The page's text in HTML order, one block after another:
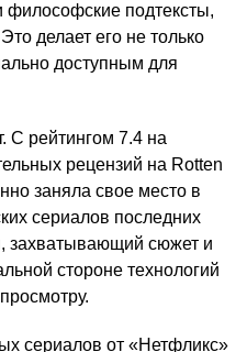
философские подтексты,
делает его не только
доступным для
С рейтингом 7.4 на
рецензий на Rotten
заняла свое место в
сериалов последних
захватывающий сюжет и
стороне технологий
сериалов от «Нетфликс»